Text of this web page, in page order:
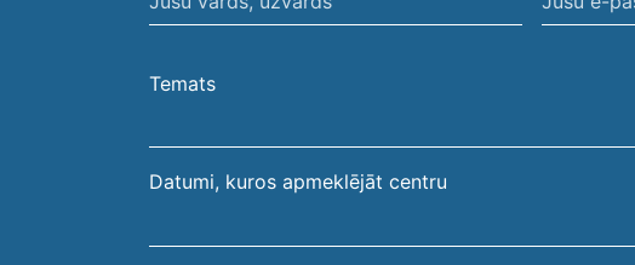
vārds,
e-
Temats
Datumi, kuros apmeklējāt centru